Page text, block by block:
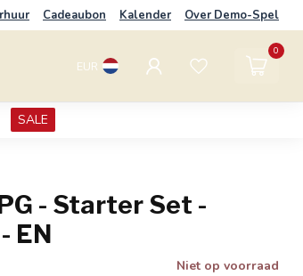
Cadeaubon Kalender Over Demo-Spel
EUR
0
SALE
- Starter Set -
EN
Niet op voorraad